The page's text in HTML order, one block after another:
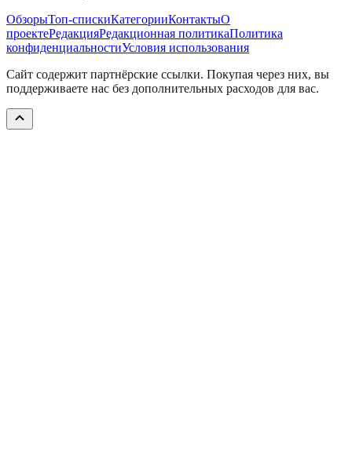
ОбзорыТоп-спискиКатегорииКонтактыО
проектеРедакцияРедакционная политикаПолитика
конфиденциальностиУсловия использования
Сайт содержит партнёрские ссылки. Покупая через них, вы
поддерживаете нас без дополнительных расходов для вас.